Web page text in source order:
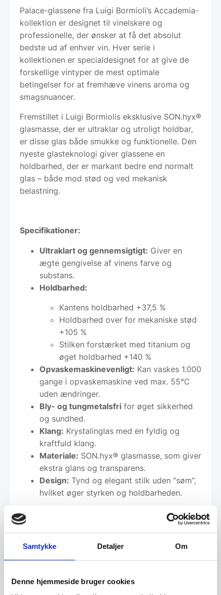
Samtykke Detaljer Om
Denne hjemmeside bruger cookies
Palace-glassene fra Luigi Bormioli’s Accademia-
kollektion er designet til vinelskere og
professionelle, der ønsker at få det absolut
bedste ud af enhver vin. Hver serie i
kollektionen er specialdesignet for at give de
forskellige vintyper de mest optimale
betingelser for at fremhæve vinens aroma og
smagsnuancer.
Fremstillet i Luigi Bormiolis eksklusive SON.hyx®
glasmasse, der er ultraklar og utroligt holdbar,
er disse glas både smukke og funktionelle. Den
nyeste glasteknologi giver glassene en
holdbarhed, der er markant bedre end normalt
glas – både mod stød og ved mekanisk
belastning.
Specifikationer:
Ultraklart og gennemsigtigt: Giver en
ægte gengivelse af vinens farve og
substans.
Holdbarhed:
Kantens holdbarhed +37,5 %
Holdbarhed over for mekaniske stød
+105 %
Stilken forstærket med titanium og
øget holdbarhed +140 %
Opvaskemaskinevenligt: Kan vaskes 1.000
gange i opvaskemaskine ved max. 55°C
uden ændringer.
Bly- og tungmetalsfri for øget sikkerhed
og sundhed.
Klang: Krystalinglas med en fyldig og
kraftfuld klang.
Materiale: SON.hyx® glasmasse, som giver
ekstra glans og transparens.
Design: Tynd og elegant stilk uden “søm”,
hvilket øger styrken og holdbarheden.
Leveringsmetode
Altid god kvalitet, se her hvorfor